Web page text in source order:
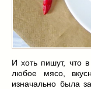
И хоть пишут, что
любое мясо,
изначально была